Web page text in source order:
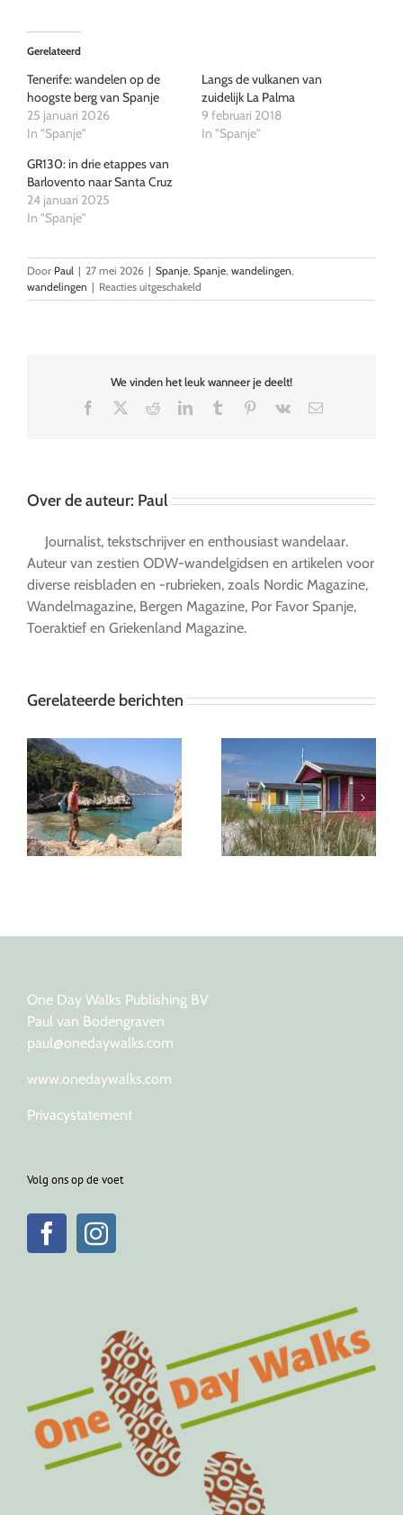
Gerelateerd
Tenerife: wandelen op de
hoogste berg van Spanje
25 januari 2026
In "Spanje"
Langs de vulkanen van
zuidelijk La Palma
9 februari 2018
In "Spanje"
GR130: in drie etappes van
Barlovento naar Santa Cruz
24 januari 2025
In "Spanje"
Door Paul | 27 mei 2026 | Spanje, Spanje, wandelingen,
wandelingen | Reacties uitgeschakeld
La
en
stilte
We vinden het leuk wanneer je deelt!
Facebook
RedditLinkedInTumblr Pinterest
Vk
E-
Over de auteur: Paul
Journalist, tekstschrijver en enthousiast wandelaar.
Auteur van zestien ODW-wandelgidsen en artikelen voor
diverse reisbladen en -rubrieken, zoals Nordic Magazine,
Wandelmagazine, Bergen Magazine, Por Favor Spanje,
Toeraktief en Griekenland Magazine.
Gerelateerde berichten
Falsterbo: de zuidwest
punt van Skåne
Devon: zes weken op
pad voor een
wandelgids
One Day Walks Publishing BV
Paul van Bodengraven
paul@onedaywalks.com
www.onedaywalks.com
Privacystatement
Volg ons op de voet